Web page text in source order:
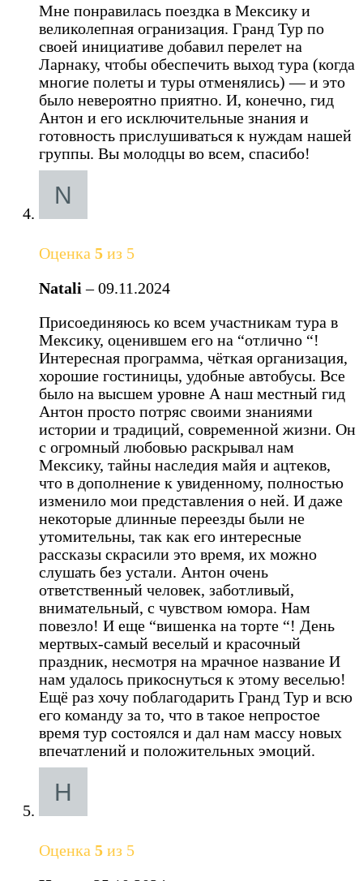
Мне понравилась поездка в Мексику и
великолепная огранизация. Гранд Тур по
своей инициативе добавил перелет на
Ларнаку, чтобы обеспечить выход тура (когда
многие полеты и туры отменялись) — и это
было невероятно приятно. И, конечно, гид
Антон и его исключительные знания и
готовность прислушиваться к нуждам нашей
группы. Вы молодцы во всем, спасибо!
Оценка 5 из 5
Natali– 09.11.2024
Присоединяюсь ко всем участникам тура в
Мексику, оценившем его на “отлично “!
Интересная программа, чёткая организация,
хорошие гостиницы, удобные автобусы. Все
было на высшем уровне А наш местный гид
Антон просто потряс своими знаниями
истории и традиций, современной жизни. Он
с огромный любовью раскрывал нам
Мексику, тайны наследия майя и ацтеков,
что в дополнение к увиденному, полностью
изменило мои представления о ней. И даже
некоторые длинные переезды были не
утомительны, так как его интересные
рассказы скрасили это время, их можно
слушать без устали. Антон очень
ответственный человек, заботливый,
внимательный, с чувством юмора. Нам
повезло! И еще “вишенка на торте “! День
мертвых-самый веселый и красочный
праздник, несмотря на мрачное название И
нам удалось прикоснуться к этому веселью!
Ещё раз хочу поблагодарить Гранд Тур и всю
его команду за то, что в такое непростое
время тур состоялся и дал нам массу новых
впечатлений и положительных эмоций.
Оценка 5 из 5